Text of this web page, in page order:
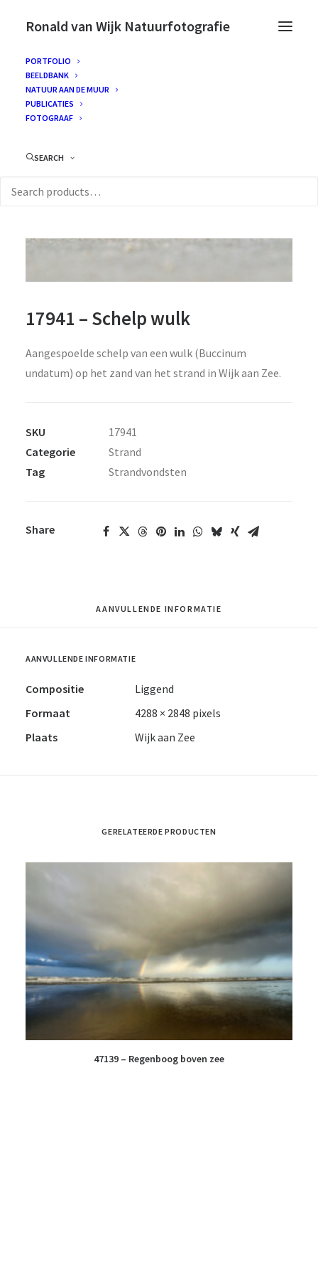
Ronald van Wijk Natuurfotografie
PORTFOLIO
BEELDBANK
NATUUR AAN DE MUUR
PUBLICATIES
FOTOGRAAF
SEARCH
17941 – Schelp wulk
Aangespoelde schelp van een wulk (Buccinum
undatum) op het zand van het strand in Wijk aan Zee.
SKU
17941
Categorie
Strand
Tag
Strandvondsten
Share
AANVULLENDE INFORMATIE
AANVULLENDE INFORMATIE
Compositie
Liggend
Formaat
4288 × 2848 pixels
Plaats
Wijk aan Zee
GERELATEERDE PRODUCTEN
47139 – Regenboog boven zee